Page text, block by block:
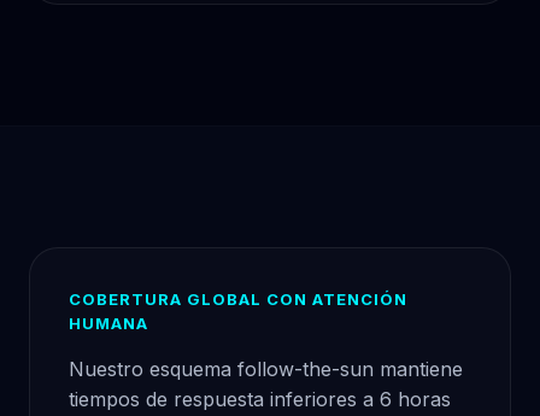
COBERTURA GLOBAL CON ATENCIÓN
HUMANA
Nuestro esquema follow-the-sun mantiene
tiempos de respuesta inferiores a 6 horas